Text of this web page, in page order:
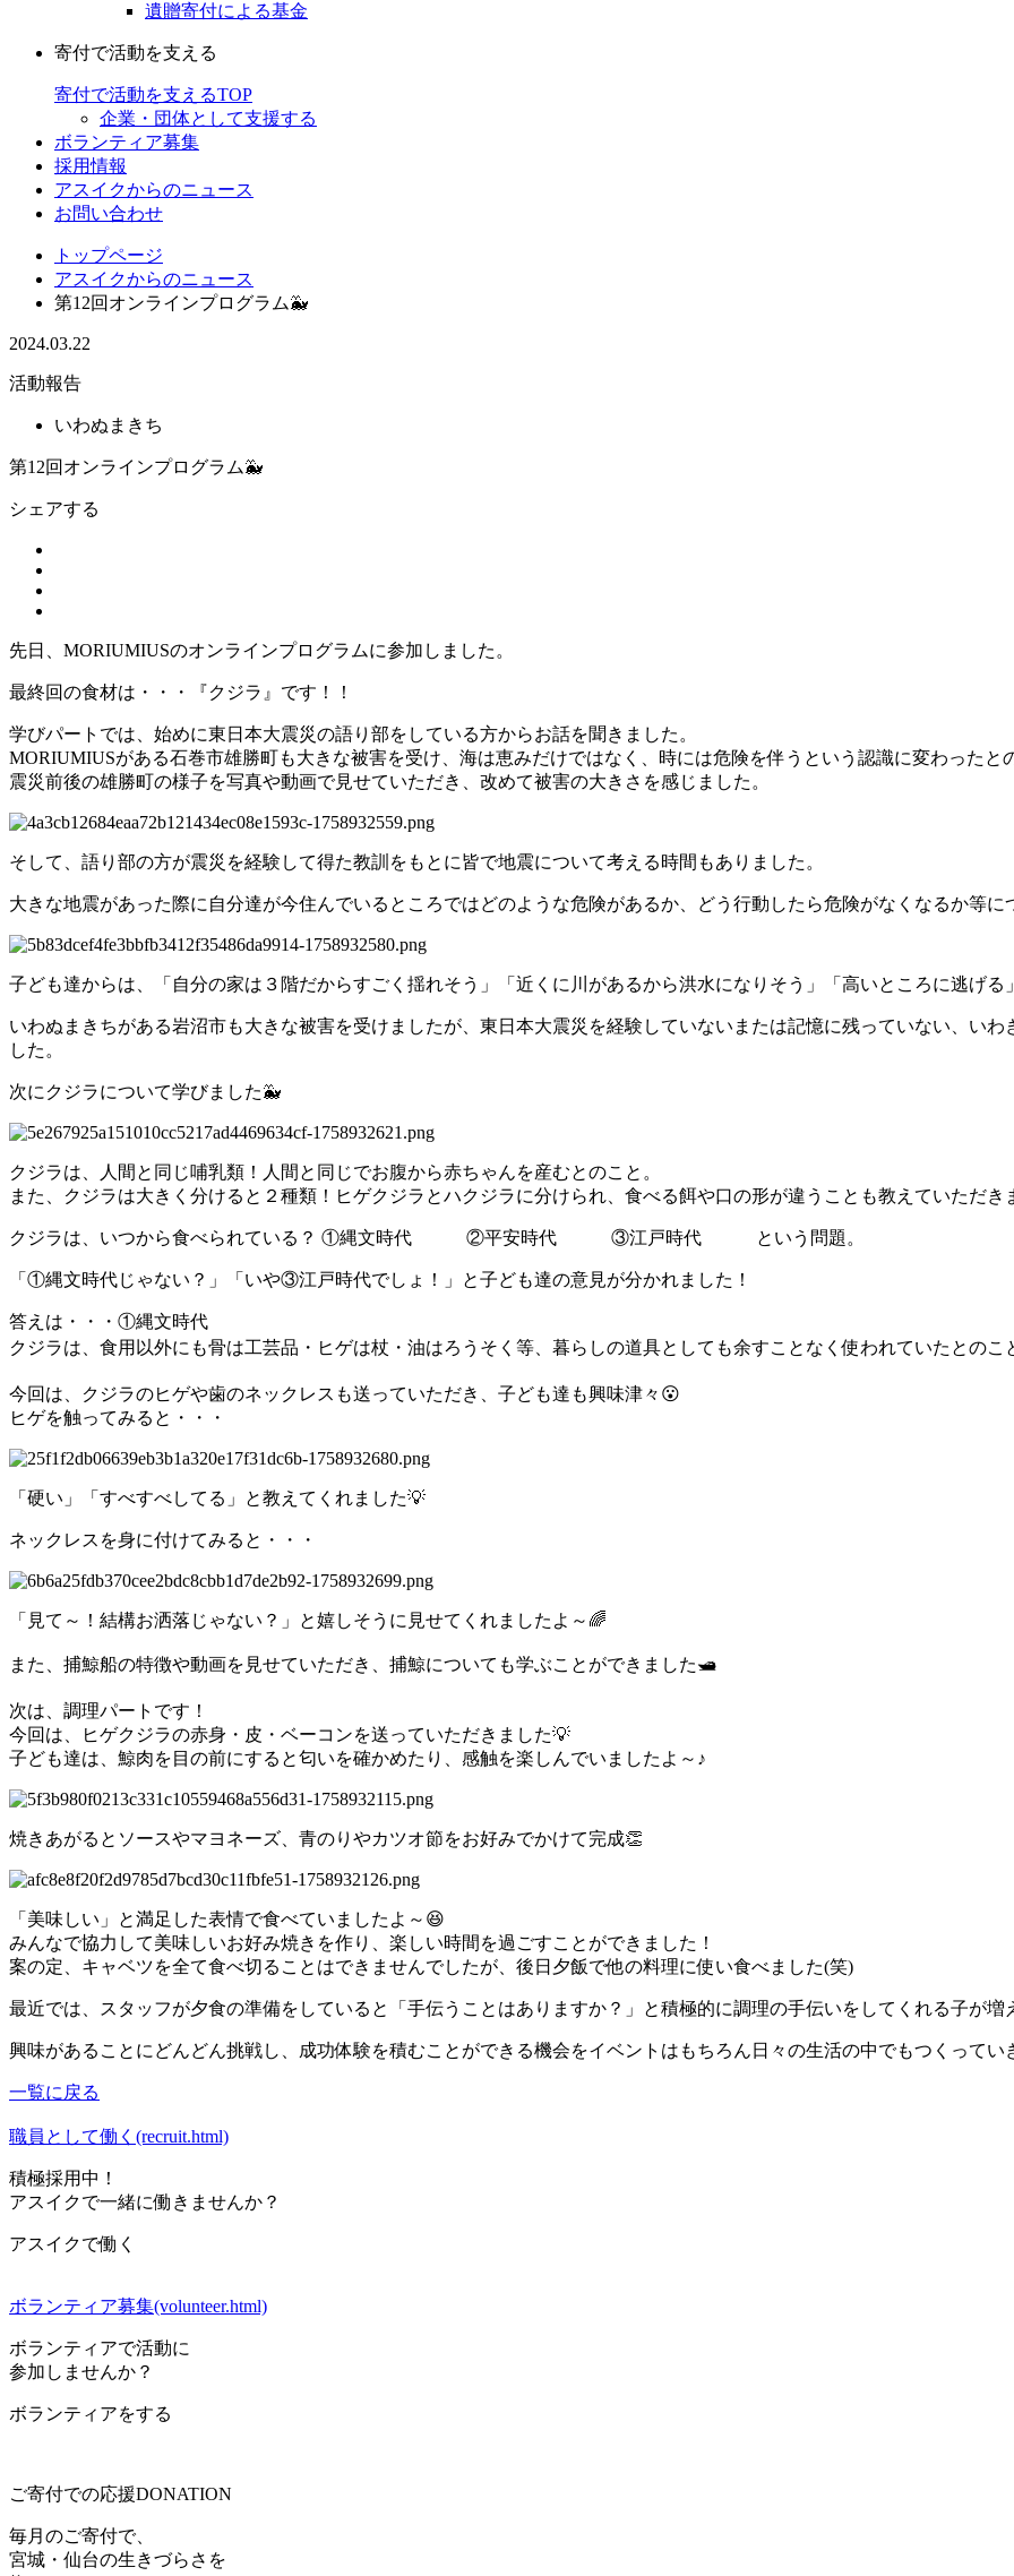
遺贈寄付による基金
寄付で活動を支える
寄付で活動を支えるTOP
企業・団体として支援する
ボランティア募集
採用情報
アスイクからのニュース
お問い合わせ
トップページ
アスイクからのニュース
第12回オンラインプログラム🐳
2024.03.22
活動報告
いわぬまきち
第12回オンラインプログラム🐳
シェアする
先日、MORIUMIUSのオンラインプログラムに参加しました。
最終回の食材は・・・『クジラ』です！！
学びパートでは、始めに東日本大震災の語り部をしている方からお話を聞きました。
MORIUMIUSがある石巻市雄勝町も大きな被害を受け、海は恵みだけではなく、時には危険を伴うという認識に変わったと
震災前後の雄勝町の様子を写真や動画で見せていただき、改めて被害の大きさを感じました。
そして、語り部の方が震災を経験して得た教訓をもとに皆で地震について考える時間もありました。
大きな地震があった際に自分達が今住んでいるところではどのような危険があるか、どう行動したら危険がなくなるか等に
子ども達からは、「自分の家は３階だからすごく揺れそう」「近くに川があるから洪水になりそう」「高いところに逃げる
いわぬまきちがある岩沼市も大きな被害を受けましたが、東日本大震災を経験していないまたは記憶に残っていない、い
した。
次にクジラについて学びました🐳
クジラは、人間と同じ哺乳類！人間と同じでお腹から赤ちゃんを産むとのこと。
また、クジラは大きく分けると２種類！ヒゲクジラとハクジラに分けられ、食べる餌や口の形が違うことも教えていただき
クジラは、いつから食べられている？ ①縄文時代 ②平安時代 ③江戸時代 という問題。
「①縄文時代じゃない？」「いや③江戸時代でしょ！」と子ども達の意見が分かれました！
答えは・・・①縄文時代
クジラは、食用以外にも骨は工芸品・ヒゲは杖・油はろうそく等、暮らしの道具としても余すことなく使われていたとのこ
今回は、クジラのヒゲや歯のネックレスも送っていただき、子ども達も興味津々😮
ヒゲを触ってみると・・・
「硬い」「すべすべしてる」と教えてくれました💡
ネックレスを身に付けてみると・・・
「見て～！結構お洒落じゃない？」と嬉しそうに見せてくれましたよ～🌈
また、捕鯨船の特徴や動画を見せていただき、捕鯨についても学ぶことができました🛥️
次は、調理パートです！
今回は、ヒゲクジラの赤身・皮・ベーコンを送っていただきました💡
子ども達は、鯨肉を目の前にすると匂いを確かめたり、感触を楽しんでいましたよ～♪
焼きあがるとソースやマヨネーズ、青のりやカツオ節をお好みでかけて完成👏
「美味しい」と満足した表情で食べていましたよ～😆
みんなで協力して美味しいお好み焼きを作り、楽しい時間を過ごすことができました！
案の定、キャベツを全て食べ切ることはできませんでしたが、後日夕飯で他の料理に使い食べました(笑)
最近では、スタッフが夕食の準備をしていると「手伝うことはありますか？」と積極的に調理の手伝いをしてくれる子が増
興味があることにどんどん挑戦し、成功体験を積むことができる機会をイベントはもちろん日々の生活の中でもつくってい
一覧に戻る
職員として働く(recruit.html)
積極採用中！
アスイクで一緒に働きませんか？
アスイクで働く
ボランティア募集(volunteer.html)
ボランティアで活動に
参加しませんか？
ボランティアをする
ご寄付での応援DONATION
毎月のご寄付で、
宮城・仙台の生きづらさを